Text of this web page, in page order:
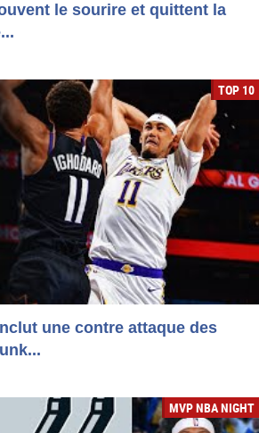
le sourire et quittent la
TOP 10
une contre attaque des
MVP NBA NIGHT